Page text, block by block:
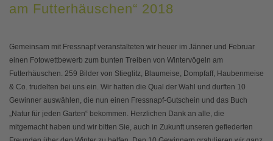
am Futterhäuschen“ 2018
Gemeinsam mit Fressnapf veranstalteten wir heuer im Jänner und Februar
einen Fotowettbewerb zum bunten Treiben von Wintervögeln am
Futterhäuschen. 259 Bilder von Stieglitz, Blaumeise, Dompfaff, Haubenmeise
& Co. trudelten bei uns ein. Wir hatten die Qual der Wahl und durften 10
Gewinner auswählen, die nun einen Fressnapf-Gutschein und das Buch
„Natur für jeden Garten“ bekommen. Herzlichen Dank an alle, die
mitgemacht haben und wir bitten Sie, auch in Zukunft unseren gefiederten